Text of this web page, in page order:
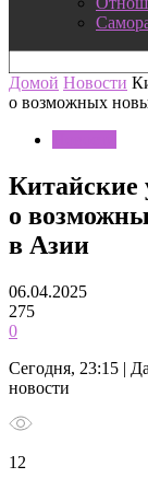
Домой Новости
о возможных
Китайские
о
в Азии
06.04.2025
275
0
Сегодня, 23:15 |
новости
12